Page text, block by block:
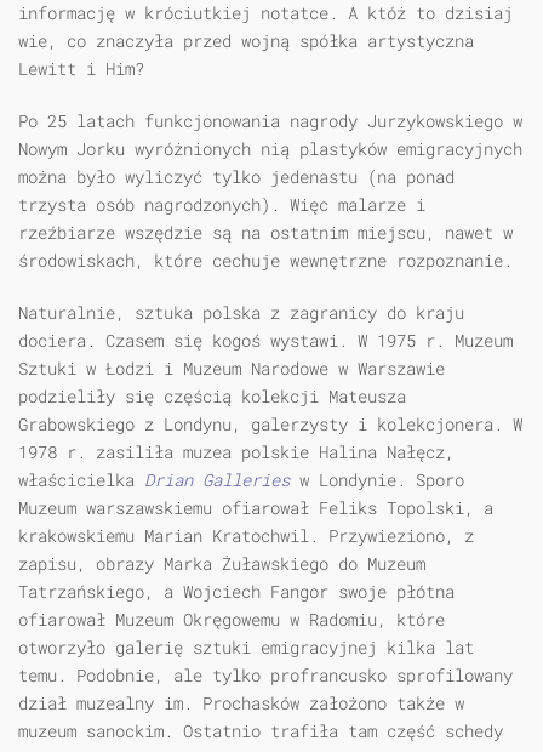
informację w króciutkiej notatce. A któż to dzisiaj
wie, co znaczyła przed wojną spółka artystyczna
Lewitt i Him?
Po 25 latach funkcjonowania nagrody Jurzykowskiego w
Nowym Jorku wyróżnionych nią plastyków emigracyjnych
można było wyliczyć tylko jedenastu (na ponad
trzysta osób nagrodzonych). Więc malarze i
rzeźbiarze wszędzie są na ostatnim miejscu, nawet w
środowiskach, które cechuje wewnętrzne rozpoznanie.
Naturalnie, sztuka polska z zagranicy do kraju
dociera. Czasem się kogoś wystawi. W 1975 r. Muzeum
Sztuki w Łodzi i Muzeum Narodowe w Warszawie
podzieliły się częścią kolekcji Mateusza
Grabowskiego z Londynu, galerzysty i kolekcjonera. W
1978 r. zasiliła muzea polskie Halina Nałęcz,
właścicielka DrianGalleriesw Londynie. Sporo
Muzeum warszawskiemu ofiarował Feliks Topolski, a
krakowskiemu Marian Kratochwil. Przywieziono, z
zapisu, obrazy Marka Żuławskiego do Muzeum
Tatrzańskiego, a Wojciech Fangor swoje płótna
ofiarował Muzeum Okręgowemu w Radomiu, które
otworzyło galerię sztuki emigracyjnej kilka lat
temu. Podobnie, ale tylko profrancusko sprofilowany
dział muzealny im. Prochasków założono także w
muzeum sanockim. Ostatnio trafiła tam część schedy